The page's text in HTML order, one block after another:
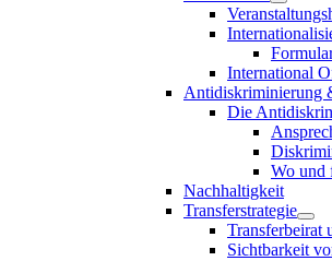
International
Antidiskriminierung
Die
Wo und
Nachhaltigkeit
Transferstrategie
Transferbeirat
Sichtbarkeit